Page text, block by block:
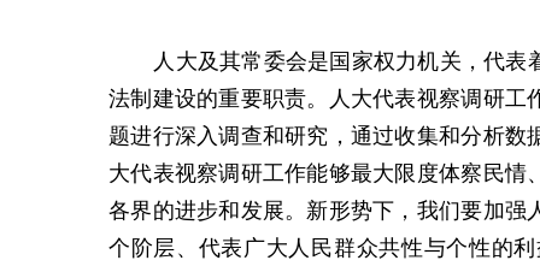
人大及其常委会是国家权力机关，代
法制建设的重要职责。人大代表视察调研
题进行深入调查和研究，通过收集和分析
大代表视察调研工作能够最大限度体察民
各界的进步和发展。新形势下，我们要加
个阶层、代表广大人民群众共性与个性的